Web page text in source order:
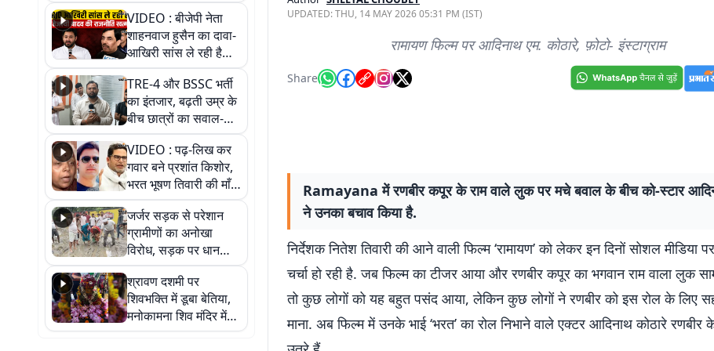
VIDEO : बीजेपी नेता
शाहनवाज हुसैन का दावा-
आखिरी सांस ले रही है
RJD, तेजस्वी को लेकर
क्या कहा, सुनिए
TRE-4 और BSSC भर्ती
का इंतजार, बढ़ती उम्र के
बीच छात्रों का सवाल-
आखिर कब आएगी बहाली?
देखें वीडियो
VIDEO : पढ़-लिख कर
गवार बने प्रशांत किशोर,
भरत भूषण तिवारी की माँ ने
कहा नहीं थी उम्मीद, बेटा
था तो किसी को बोलने की
नहीं थी हिम्मत
जर्जर सड़क से परेशान
ग्रामीणों का अनोखा
विरोध, सड़क पर धान
रोपकर और खाद डालकर
जताया आक्रोश
श्रावण दशमी पर
शिवभक्ति में डूबा बेतिया,
मनोकामना शिव मंदिर में
हुआ भव्य श्रृंगार
UPDATED:THU, 14 MAY 2026 05:31 PM (IST)
रामायण फिल्म पर आदिनाथ एम. कोठारे, फ़ोटो- इंस्टाग्राम
Share
Ramayana में रणबीर कपूर के राम वाले लुक पर मचे बवाल के बीच को-स्टार
ने उनका बचाव किया है.
निर्देशक नितेश तिवारी की आने वाली फिल्म ‘रामायण’ को लेकर इन दिनों सोशल मीडिया
चर्चा हो रही है. जब फिल्म का टीजर आया और रणबीर कपूर का भगवान राम वाला लुक
तो कुछ लोगों को यह बहुत पसंद आया, लेकिन कुछ लोगों ने रणबीर को इस रोल के लिए
माना. अब फिल्म में उनके भाई ‘भरत’ का रोल निभाने वाले एक्टर आदिनाथ कोठारे रणबीर